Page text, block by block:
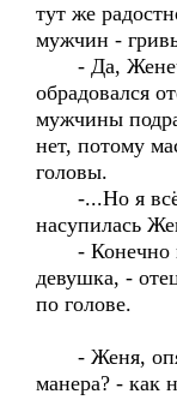
тут же
мужчин -
- Да,
обрадовался
мужчины
нет, потому
головы.
-...Но я всё
насупилась
- Конечно
девушка, -
по голове.
- Женя,
манера? - как